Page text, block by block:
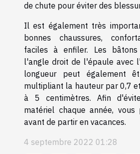
de chute pour éviter des
Il est également très
bonnes chaussures,
faciles à enfiler. Les
l'angle droit de l'épaule avec
longueur peut également
multipliant la hauteur par 0,7
à 5 centimètres. Afin
matériel chaque année,
avant de partir en vacances.
4 septembre 2022 01:28